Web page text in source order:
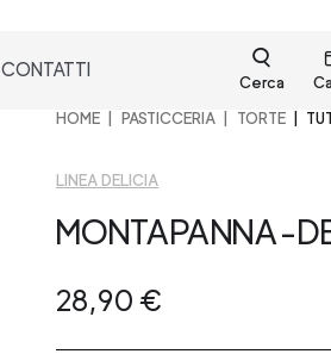
CONTATTI
Cerca
HOME PASTICCERIA TORTE
LINEA DELICIA
MONTAPANNA-
28,90 €